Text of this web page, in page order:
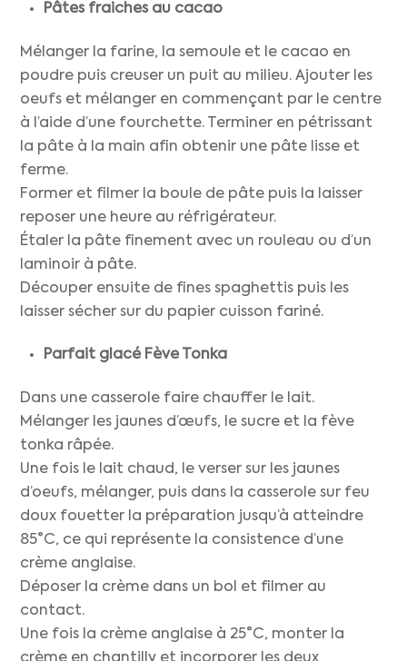
Pâtes fraiches au cacao
Mélanger la farine, la semoule et le cacao en
poudre puis creuser un puit au milieu. Ajouter les
oeufs et mélanger en commençant par le centre
à l’aide d’une fourchette. Terminer en pétrissant
la pâte à la main afin obtenir une pâte lisse et
ferme.
Former et filmer la boule de pâte puis la laisser
reposer une heure au réfrigérateur.
Étaler la pâte finement avec un rouleau ou d’un
laminoir à pâte.
Découper ensuite de fines spaghettis puis les
laisser sécher sur du papier cuisson fariné.
Parfait glacé Fève Tonka
Dans une casserole faire chauffer le lait.
Mélanger les jaunes d’œufs, le sucre et la fève
tonka râpée.
Une fois le lait chaud, le verser sur les jaunes
d’oeufs, mélanger, puis dans la casserole sur feu
doux fouetter la préparation jusqu’à atteindre
85°C, ce qui représente la consistence d’une
crème anglaise.
Déposer la crème dans un bol et filmer au
contact.
Une fois la crème anglaise à 25°C, monter la